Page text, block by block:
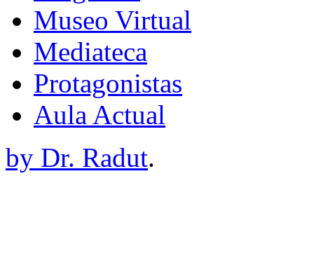
Museo Virtual
Mediateca
Protagonistas
Aula Actual
by Dr. Radut.